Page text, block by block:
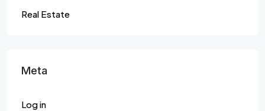
Real Estate
Meta
Log in